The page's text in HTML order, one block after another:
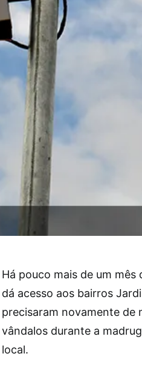
Há pouco mais de um
dá acesso aos bairros
precisaram novamente de
vândalos durante a
local.